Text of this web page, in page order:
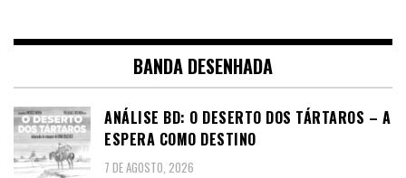
BANDA DESENHADA
ANÁLISE BD: O DESERTO DOS TÁRTAROS – A
ESPERA COMO DESTINO
7 DE AGOSTO, 2026